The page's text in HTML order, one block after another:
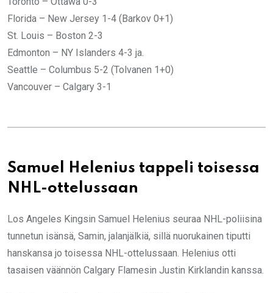
Florida – New Jersey 1-4 (Barkov 0+1)
St. Louis – Boston 2-3
Edmonton – NY Islanders 4-3 ja.
Seattle – Columbus 5-2 (Tolvanen 1+0)
Vancouver – Calgary 3-1
Samuel Helenius tappeli toisessa
NHL-ottelussaan
Los Angeles Kingsin Samuel Helenius seuraa NHL-poliisina
tunnetun isänsä, Samin, jalanjälkiä, sillä nuorukainen tiputti
hanskansa jo toisessa NHL-ottelussaan. Helenius otti
tasaisen väännön Calgary Flamesin Justin Kirklandin kanssa.